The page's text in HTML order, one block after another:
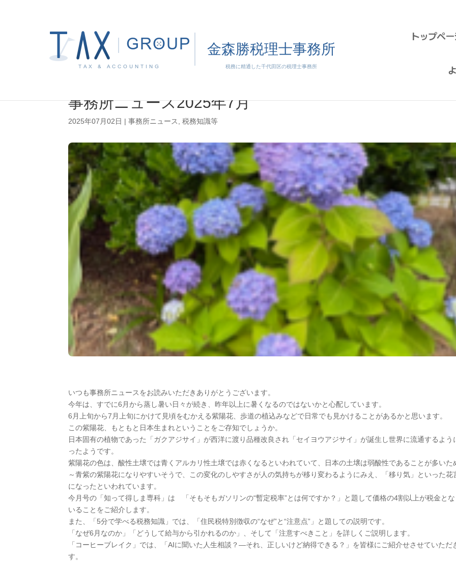
トップペ
事務所ニュース2025年7月
2025年07月02日 |事務所ニュース ,税務知識等
いつも事務所ニュースをお読みいただきありがとうございます。
今年は、すでに6月から蒸し暑い日々が続き、昨年以上に暑くなるのではないかと心配しています。
6月上旬から7月上旬にかけて見頃をむかえる紫陽花、歩道の植込みなどで日常でも見かけることがあるかと思います。
この紫陽花、もともと日本生まれということをご存知でしょうか。
日本固有の植物であった「ガクアジサイ」が西洋に渡り品種改良され「セイヨウアジサイ」が誕生し世界に流通するよう
ったようです。
紫陽花の色は、酸性土壌では青くアルカリ性土壌では赤くなるといわれていて、日本の土壌は弱酸性であることが多いた
～青紫の紫陽花になりやすいそうで、この変化のしやすさが人の気持ちが移り変わるようにみえ、「移り気」といった花
になったといわれています。
今月号の「知って得しま専科」は 「そもそもガソリンの“暫定税率”とは何ですか？」と題して価格の4割以上が税金と
いることをご紹介します。
また、「5分で学べる税務知識」では、「住民税特別徴収の“なぜ”と“注意点”」と題しての説明です。
「なぜ6月なのか」「どうして給与から引かれるのか」、そして「注意すべきこと」を詳しくご説明します。
「コーヒーブレイク」では、「AIに聞いた人生相談？―それ、正しいけど納得できる？」を皆様にご紹介せさせていただ
す。